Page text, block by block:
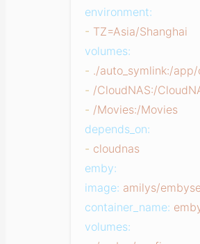
environment:
- TZ=Asia/Shanghai
volumes:
- ./auto_symlink:/
- /CloudNAS:/
- /Movies:/Movies
depends_on:
- cloudnas
emby:
image: amilys/
container_name:
volumes: